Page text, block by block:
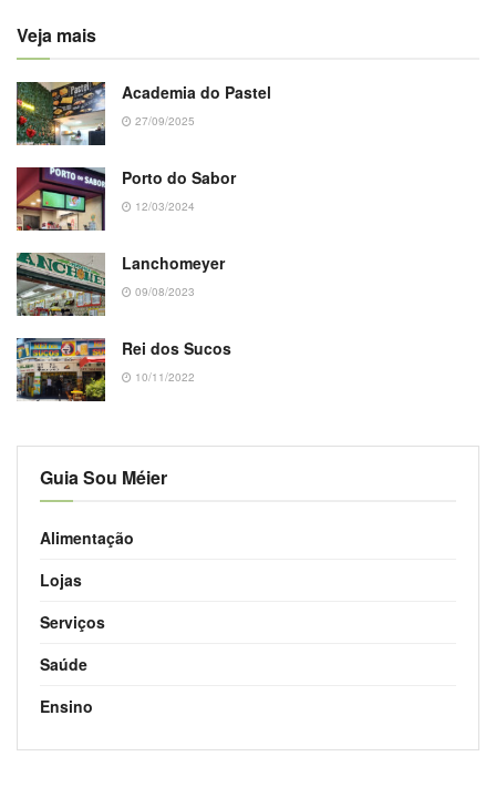
Veja mais
Academia do Pastel
27/09/2025
Porto do Sabor
12/03/2024
Lanchomeyer
09/08/2023
Rei dos Sucos
10/11/2022
Guia Sou Méier
Alimentação
Lojas
Serviços
Saúde
Ensino